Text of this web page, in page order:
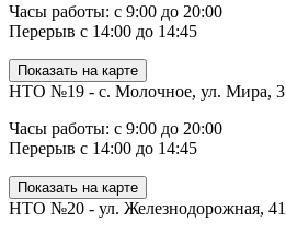
Часы работы: с 9:00 до 20:00
Перерыв с 14:00 до 14:45
Показать на карте
НТО №19 - с. Молочное, ул. Мира, 3
Часы работы: с 9:00 до 20:00
Перерыв с 14:00 до 14:45
Показать на карте
НТО №20 - ул. Железнодорожная, 41